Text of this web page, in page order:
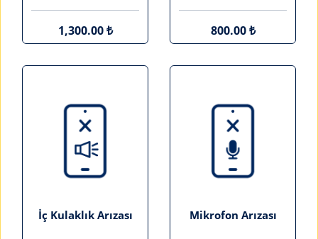
1,300.00 ₺ 800.00 ₺
İç Kulaklık Arızası Mikrofon Arızası